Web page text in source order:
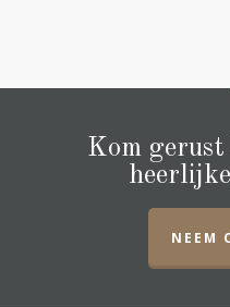
Kom
NEEM